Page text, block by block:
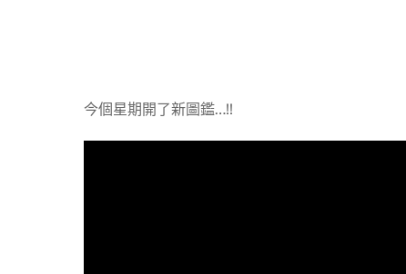
今個星期開了新圖鑑…!!